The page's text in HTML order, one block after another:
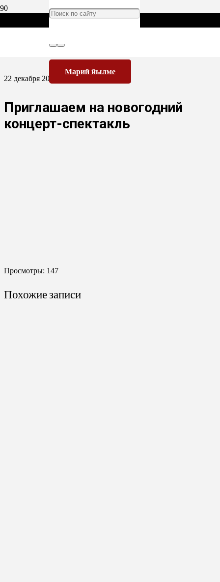
Марий йылме
22 декабря 2015
Приглашаем на новогодний
концерт-спектакль
Просмотры: 147
Похожие записи